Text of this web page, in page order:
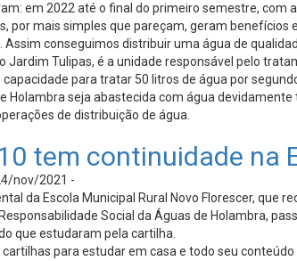
em 2022 até o final do primeiro semestre,
por mais simples que pareçam, geram
conseguimos distribuir uma água de
Jardim Tulipas, é a unidade responsável pelo
para tratar 50 litros de água por
Holambra seja abastecida com água
de distribuição de água.
tem continuidade na
nov/2021 -
da Escola Municipal Rural Novo Florescer,
Social da Águas de Holambra,
que estudaram pela cartilha.
cartilhas para estudar em casa e todo seu